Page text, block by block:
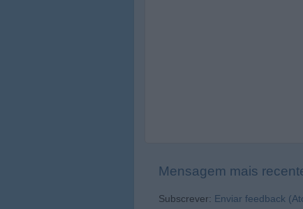
Mensagem mais
Subscrever: Enviar feedback